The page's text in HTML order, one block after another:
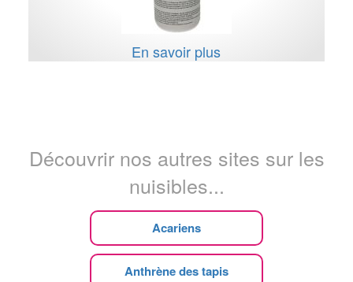
En savoir plus
Découvrir nos autres sites sur les
nuisibles...
Acariens
Anthrène des tapis